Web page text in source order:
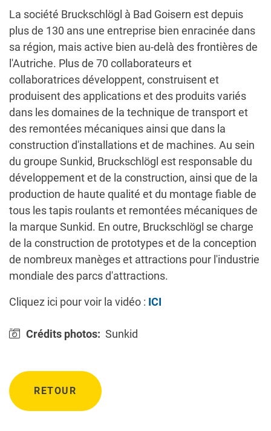
La société Bruckschlögl à Bad Goisern est depuis
plus de 130 ans une entreprise bien enracinée dans
sa région, mais active bien au-delà des frontières de
l'Autriche. Plus de 70 collaborateurs et
collaboratrices développent, construisent et
produisent des applications et des produits variés
dans les domaines de la technique de transport et
des remontées mécaniques ainsi que dans la
construction d'installations et de machines. Au sein
du groupe Sunkid, Bruckschlögl est responsable du
développement et de la construction, ainsi que de la
production de haute qualité et du montage fiable de
tous les tapis roulants et remontées mécaniques de
la marque Sunkid. En outre, Bruckschlögl se charge
de la construction de prototypes et de la conception
de nombreux manèges et attractions pour l'industrie
mondiale des parcs d'attractions.
Cliquez ici pour voir la vidéo : ICI
Crédits photos: Sunkid
RETOUR